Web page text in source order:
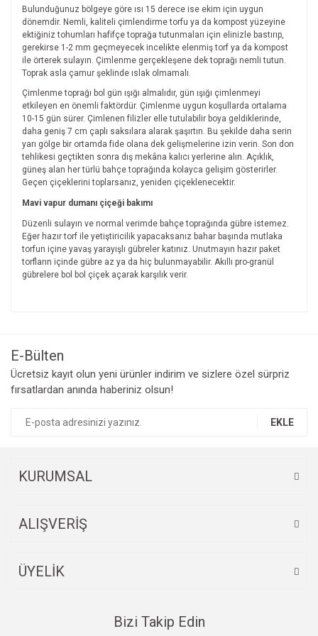
Bulunduğunuz bölgeye göre ısı 15 derece ise ekim için uygun
dönemdir. Nemli, kaliteli çimlendirme torfu ya da kompost yüzeyine
ektiğiniz tohumları hafifçe toprağa tutunmaları için elinizle bastırıp,
gerekirse 1-2 mm geçmeyecek incelikte elenmiş torf ya da kompost
ile örterek sulayın. Çimlenme gerçekleşene dek toprağı nemli tutun.
Toprak asla çamur şeklinde ıslak olmamalı.
Çimlenme toprağı bol gün ışığı almalıdır, gün ışığı çimlenmeyi
etkileyen en önemli faktördür. Çimlenme uygun koşullarda ortalama
10-15 gün sürer. Çimlenen filizler elle tutulabilir boya geldiklerinde,
daha geniş 7 cm çaplı saksılara alarak şaşırtın. Bu şekilde daha serin
yarı gölge bir ortamda fide olana dek gelişmelerine izin verin. Son don
tehlikesi geçtikten sonra dış mekâna kalıcı yerlerine alın. Açıklık,
güneş alan her türlü bahçe toprağında kolayca gelişim gösterirler.
Geçen çiçeklerini toplarsanız, yeniden çiçeklenecektir.
Mavi vapur dumanı çiçeği bakımı
Düzenli sulayın ve normal verimde bahçe toprağında gübre istemez.
Eğer hazır torf ile yetiştiricilik yapacaksanız bahar başında mutlaka
torfun içine yavaş yarayışlı gübreler katınız. Unutmayın hazır paket
torfların içinde gübre az ya da hiç bulunmayabilir. Akıllı pro-granül
gübrelere bol bol çiçek açarak karşılık verir.
Ürün resmi kalitesiz, bozuk veya görüntülenemiyor.
Ürün açıklamasında eksik bilgiler bulunuyor.
E-Bülten
Ücretsiz kayıt olun yeni ürünler indirim ve sizlere özel sürpriz
fırsatlardan anında haberiniz olsun!
EKLE
KURUMSAL
ALIŞVERİŞ
ÜYELİK
Bizi Takip Edin